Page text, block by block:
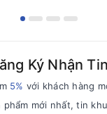
Ký Nhận Tin
5% với khách hàng
phẩm mới nhất, tin